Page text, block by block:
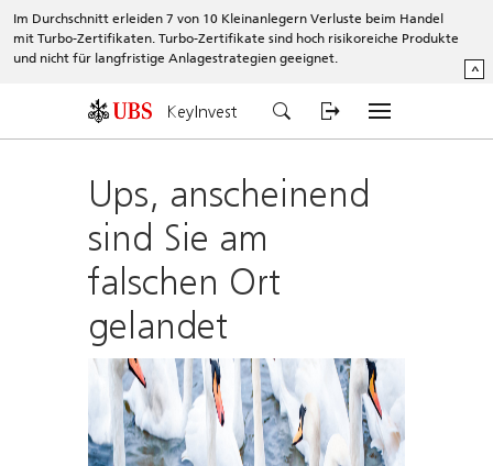
Im Durchschnitt erleiden 7 von 10 Kleinanlegern Verluste beim Handel
mit Turbo-Zertifikaten. Turbo-Zertifikate sind hoch risikoreiche Produkte
und nicht für langfristige Anlagestrategien geeignet.
^
KeyInvest
Ups, anscheinend
sind Sie am
falschen Ort
gelandet